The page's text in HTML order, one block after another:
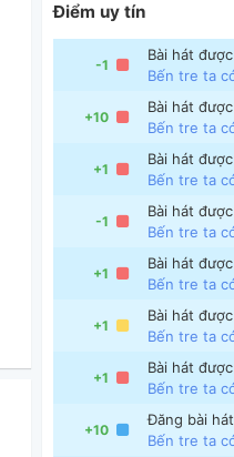
Điểm uy tín
-1
Bài hát
Bến tre ta
+10
Bài hát
Bến tre ta
+1
Bài hát
Bến tre ta
-1
Bài hát
Bến tre ta
+1
Bài hát
Bến tre ta
+1
Bài hát
Bến tre ta
+1
Bài hát
Bến tre ta
+10
Đăng bài
Bến tre ta